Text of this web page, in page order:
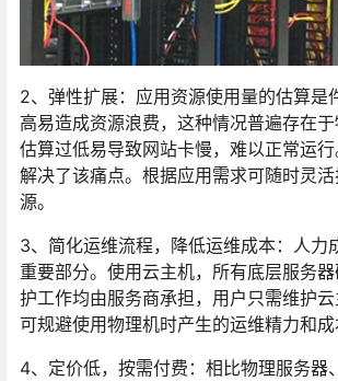
2、弹性扩展：应用资源使用量的估算是
高易造成资源浪费，这种情况普遍存在于
估算过低易导致网站卡慢，难以正常运
解决了该痛点。根据应用需求可随时灵
源。
3、简化运维流程，降低运维成本：人力
重要部分。使用云主机，所有底层服务
护工作均由服务商承担，用户只需维护云
可规避使用物理机时产生的运维精力和成
4、定价低，按需付费：相比物理服务器